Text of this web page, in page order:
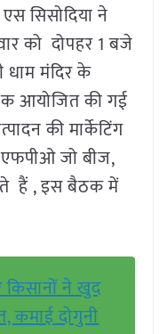
सिसोदिया ने
को दोपहर 1 बजे
धाम मंदिर के
आयोजित की गई
की मार्केटिंग
जो बीज,
हैं , इस बैठक में
किसानों ने खुद
कमाई दोगुनी